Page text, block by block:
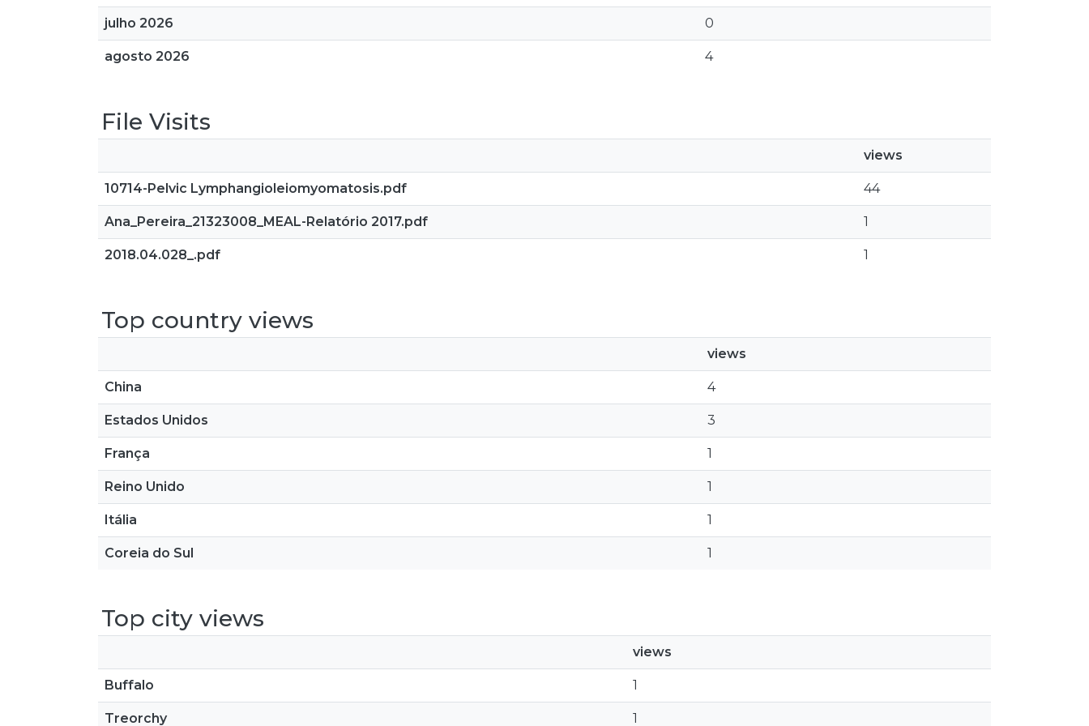
julho 2026 0
agosto 2026 4
File Visits
views
10714-Pelvic Lymphangioleiomyomatosis.pdf 44
Ana_Pereira_21323008_MEAL-Relatório 2017.pdf 1
2018.04.028_.pdf 1
Top country views
views
China 4
Estados Unidos 3
França 1
Reino Unido 1
Itália 1
Coreia do Sul 1
Top city views
views
Buffalo 1
Treorchy 1